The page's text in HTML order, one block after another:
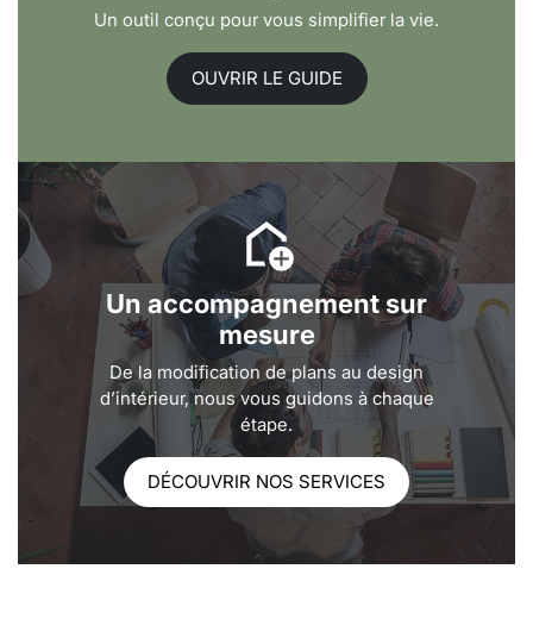
Un outil conçu pour vous simplifier la vie.
OUVRIR LE GUIDE
Un accompagnement sur
mesure
De la modification de plans au design
d’intérieur, nous vous guidons à chaque
étape.
DÉCOUVRIR NOS SERVICES